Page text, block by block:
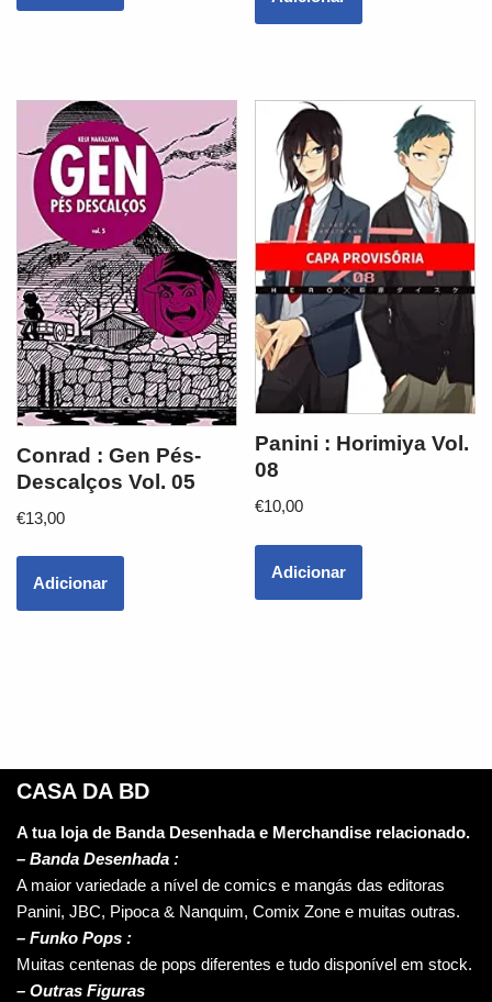
Conrad : Gen Pés-
Descalços Vol. 05
€13,00
Adicionar
Panini : Horimiya Vol.
08
€10,00
Adicionar
CASA DA BD
A tua loja de Banda Desenhada e Merchandise relacionado.
– Banda Desenhada :
A maior variedade a nível de comics e mangás das editoras
Panini, JBC, Pipoca & Nanquim, Comix Zone e muitas outras.
– Funko Pops :
Muitas centenas de pops diferentes e tudo disponível em stock.
– Outras Figuras